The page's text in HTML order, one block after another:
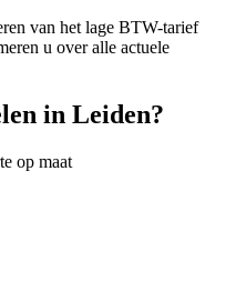
van het lage BTW-tarief
u over alle actuele
in Leiden?
op maat